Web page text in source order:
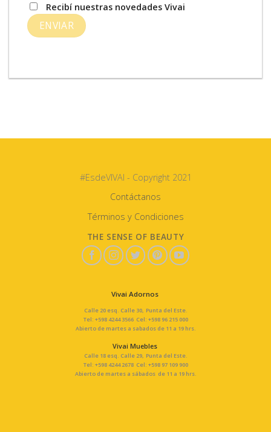
Recibí nuestras novedades Vivai
#EsdeVIVAI - Copyright 2021
Contáctanos
Términos y Condiciones
THE SENSE OF BEAUTY
Vivai Adornos
Calle 20 esq. Calle 30, Punta del Este.
Tel: +598 4244 3566 Cel: +598 96 215 000
Abierto de martes a sabados de 11 a 19 hrs.
Vivai Muebles
Calle 18 esq. Calle 29, Punta del Este.
Tel: +598 4244 2678 Cel: +598 97 109 900
Abierto de martes a sábados de 11 a 19 hrs.